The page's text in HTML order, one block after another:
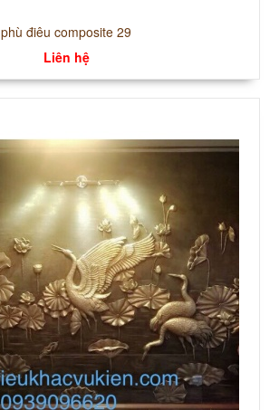
phù điêu composite 29
Liên hệ